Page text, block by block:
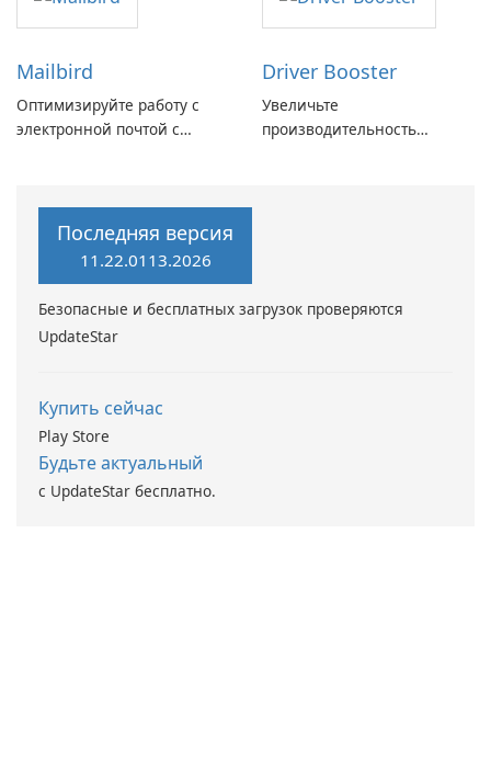
Mailbird
Оптимизируйте работу с
электронной почтой с
Driver Booster
Увеличьте
производительность
Последняя версия
11.22.0113.2026
Безопасные и бесплатных загрузок проверяются
UpdateStar
Купить сейчас
Play Store
Будьте актуальный
с UpdateStar бесплатно.